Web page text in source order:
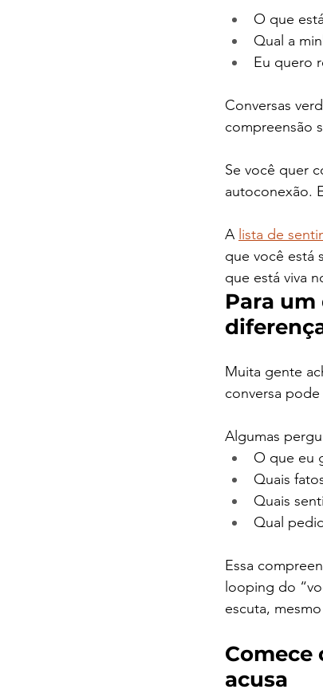
O que
Qual a
Eu quero
Conversas
compreensão
Se você quer
autoconexão.
A lista de
que você está
que está viva
Para
Muita gente
conversa
Algumas
O que eu
Quais
Quais
Qual
Essa
looping do
escuta,
Comece
acusa